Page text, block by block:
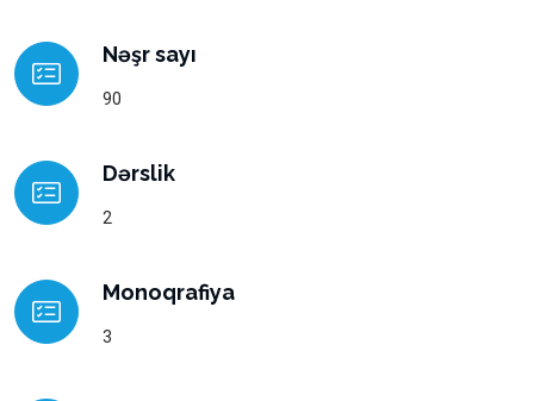
Nəşr sayı
90
Dərslik
2
Monoqrafiya
3